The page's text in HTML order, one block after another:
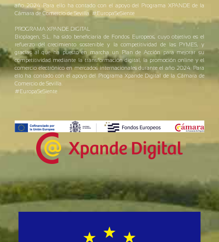
año 2024. Para ello ha contado con el apoyo del Programa XPANDE de la
Cámara de Comercio de Sevilla. #EuropaSeSiente
PROGRAMA XPANDE DIGITAL
Bioplagen, S.L. ha sido beneficiaria de Fondos Europeos, cuyo objetivo es el
refuerzo del crecimiento sostenible y la competitividad de las PYMES, y
gracias al que ha puesto en marcha un Plan de Acción para mejorar su
competitividad mediante la transformación digital, la promoción online y el
comercio electrónico en mercados internacionales durante el año 2024. Para
ello ha contado con el apoyo del Programa Xpande Digital de la Cámara de
Comercio de Sevilla.
#EuropaSeSiente